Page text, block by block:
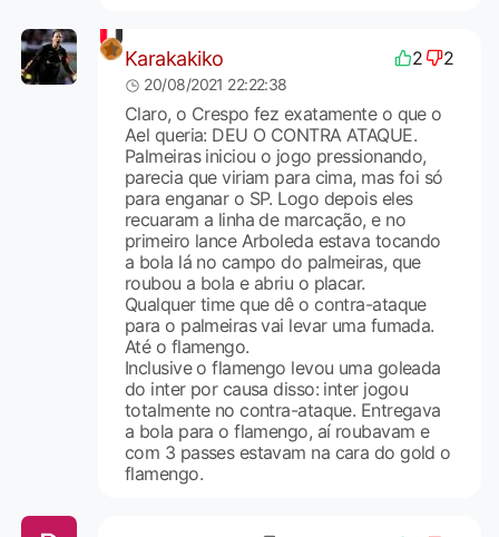
Karakakiko 2 2
20/08/2021 22:22:38
Claro, o Crespo fez exatamente o que o
Ael queria: DEU O CONTRA ATAQUE.
Palmeiras iniciou o jogo pressionando,
parecia que viriam para cima, mas foi só
para enganar o SP. Logo depois eles
recuaram a linha de marcação, e no
primeiro lance Arboleda estava tocando
a bola lá no campo do palmeiras, que
roubou a bola e abriu o placar.
Qualquer time que dê o contra-ataque
para o palmeiras vai levar uma fumada.
Até o flamengo.
Inclusive o flamengo levou uma goleada
do inter por causa disso: inter jogou
totalmente no contra-ataque. Entregava
a bola para o flamengo, aí roubavam e
com 3 passes estavam na cara do gold o
flamengo.